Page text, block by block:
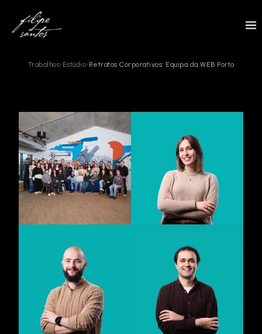
content
Trabalhos› Estúdio› Retratos Corporativos: Equipa da WEB Porto